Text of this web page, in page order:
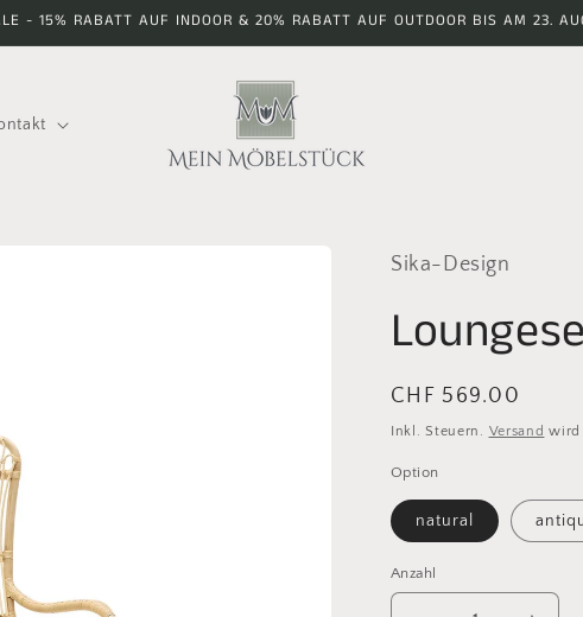
- 15% RABATT AUF INDOOR & 20% RABATT AUF OUTDOOR BIS AM 23.
Sika-Design
Normaler
Preis
CHF 569.00
Inkl. Steuern. Versand wird
Option
natural
Anzahl
Anzahl